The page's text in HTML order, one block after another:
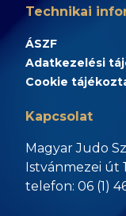
Technikai
ÁSZF
Adatkezelési
Cookie
Kapcsolat
Magyar Judo
Istvánmezei út
telefon: 06 (1)